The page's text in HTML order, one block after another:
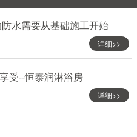
水需要从基础施工开始
详细>>
受--恒泰润淋浴房
详细>>